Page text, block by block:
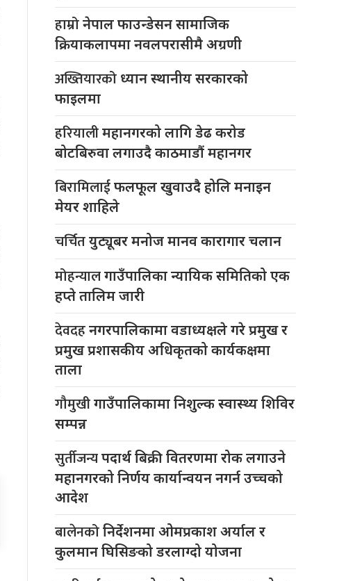
हाम्रोनेपाल फाउन्डेसन सामाजिक
क्रियाकलापमा नवलपरासीमै अग्रणी
अख्तियारको ध्यान स्थानीय सरकारको
फाइलमा
हरियालीमहानगरको लागि डेढ करोड
बोटबिरुवा लगाउदै काठमाडौं महानगर
बिरामिलाईफलफूल खुवाउदै होलि मनाइन
मेयर शाहिले
चर्चितयुट्यूबर मनोज मानव कारागार चलान
मोहन्यालगाउँपालिका न्यायिक समितिको एक
हप्ते तालिम जारी
देवदहनगरपालिकामा वडाध्यक्षले गरे प्रमुख र
प्रमुख प्रशासकीय अधिकृतको कार्यकक्षमा
ताला
गौमुखीगाउँपालिकामा निशुल्क स्वास्थ्य शिविर
सम्पन्न
सुर्तीजन्यपदार्थ बिक्री वितरणमा रोक लगाउने
महानगरको निर्णय कार्यान्वयन नगर्न उच्चको
आदेश
बालेनकोनिर्देशनमा ओमप्रकाश अर्याल र
कुलमान घिसिङको डरलाग्दो योजना